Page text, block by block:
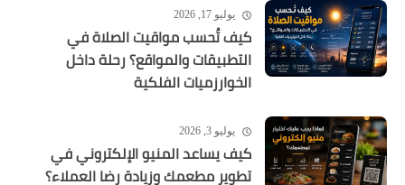
يوليو 17, 2026
كيف تُحسب مواقيت الصلاة في
التطبيقات والمواقع؟ رحلة داخل
الخوارزميات الفلكية
يوليو 3, 2026
كيف يساعد المنيو الإلكتروني في
تطوير مطعمك وزيادة رضا العملاء؟